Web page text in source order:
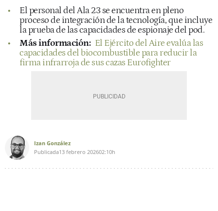
El personal del Ala 23 se encuentra en pleno
proceso de integración de la tecnología, que incluye
la prueba de las capacidades de espionaje del pod.
Más información: El Ejército del Aire evalúa las
capacidades del biocombustible para reducir la
firma infrarroja de sus cazas Eurofighter
Izan González
Publicada13 febrero 202602:10h